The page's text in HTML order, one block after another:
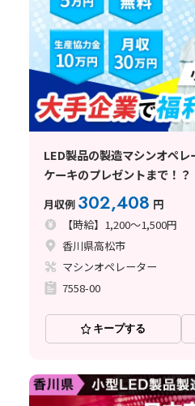
LED製品の製造マシンオペ
ケーキのプレゼントまで！
利厚生】
月収例 302,408 円
【時給】1,200～1,500円
香川県高松市
マシンオペレーター
7558-00
キープする